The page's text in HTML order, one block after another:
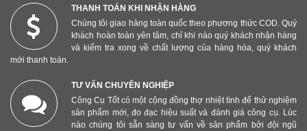
THANH TOÁN KHI NHẬN HÀNG
Chúng tôi giao hàng toàn quốc theo phương thức COD. Quý
khách hoàn toàn yên tâm, chỉ khi nào quý khách nhận hàng
và kiểm tra xong về chất lượng của hàng hóa, quý khách
mới thanh toán.
TƯ VẤN CHUYÊN NGHIỆP
Công Cụ Tốt có một cộng đồng thợ nhiệt tình để thử nghiệm
sản phẩm mới, đo đạc hiệu suất và đánh giá công cụ. Lúc
nào chúng tôi sẵn sàng tư vấn về sản phẩm bởi đội ngũ